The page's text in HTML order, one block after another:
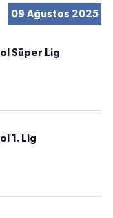
09 Ağustos 2025
Süper Lig
1. Lig